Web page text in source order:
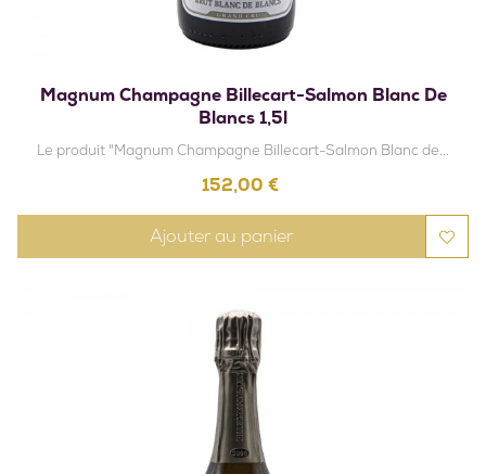
Magnum Champagne Billecart-Salmon Blanc De
Blancs 1,5l
Le produit "Magnum Champagne Billecart-Salmon Blanc de...
Prix
152,00 €
Ajouter au panier